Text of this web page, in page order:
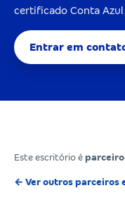
certificado Conta Azul.
Entrar em
Este escritório é parceiro
← Ver outros parceiros